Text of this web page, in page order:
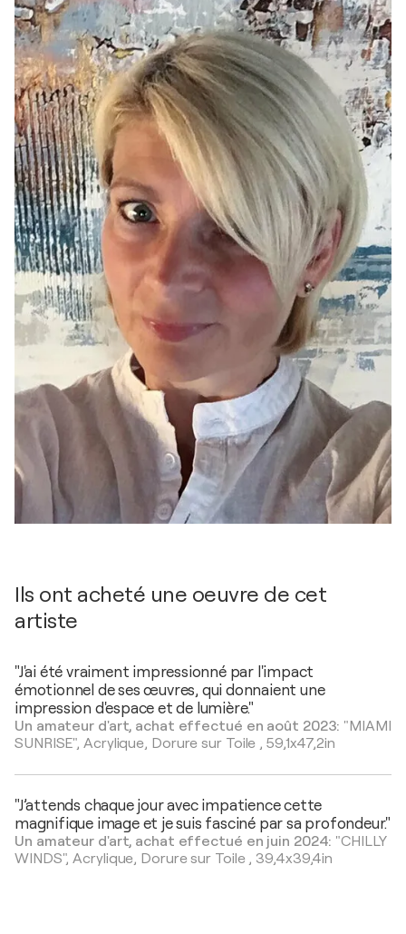
Ils ont acheté une oeuvre de cet
artiste
"J'ai été vraiment impressionné par l'impact
émotionnel de ses œuvres, qui donnaient une
impression d'espace et de lumière."
Un amateur d'art, achat effectué en août 2023: "MIAMI
SUNRISE",Acrylique, Dorure sur Toile ,59,1x47,2in
"J’attends chaque jour avec impatience cette
magnifique image et je suis fasciné par sa profondeur."
Un amateur d'art, achat effectué en juin 2024: "CHILLY
WINDS",Acrylique, Dorure sur Toile, 39,4x39,4in